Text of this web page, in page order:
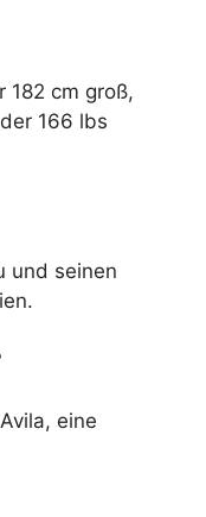
182 cm groß,
166 lbs
und seinen
eine